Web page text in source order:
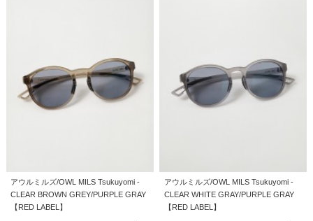
アウルミルズ/OWL MILS Tsukuyomi -
CLEAR BROWN GREY/PURPLE GRAY
【RED LABEL】
アウルミルズ/OWL MILS Tsukuyomi -
CLEAR WHITE GRAY/PURPLE GRAY
【RED LABEL】